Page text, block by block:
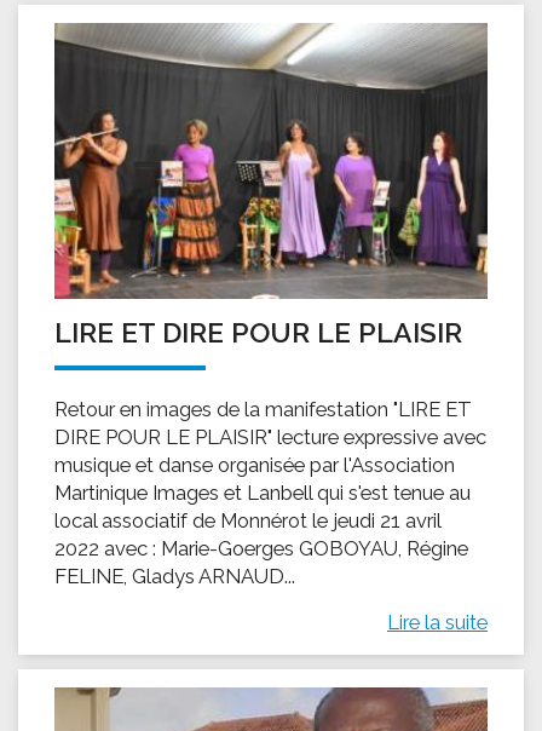
LIRE ET DIRE POUR LE PLAISIR
Retour en images de la manifestation "LIRE ET
DIRE POUR LE PLAISIR" lecture expressive avec
musique et danse organisée par l'Association
Martinique Images et Lanbell qui s'est tenue au
local associatif de Monnérot le jeudi 21 avril
2022 avec : Marie-Goerges GOBOYAU, Régine
FELINE, Gladys ARNAUD...
Lire la suite